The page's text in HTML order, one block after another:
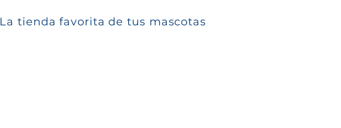
La tienda favorita de tus mascotas